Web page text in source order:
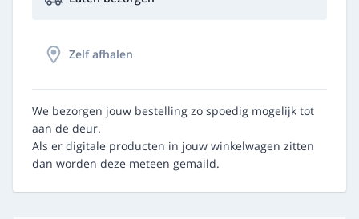
Zelf afhalen
We bezorgen jouw bestelling zo spoedig mogelijk tot
aan de deur.
Als er digitale producten in jouw winkelwagen zitten
dan worden deze meteen gemaild.